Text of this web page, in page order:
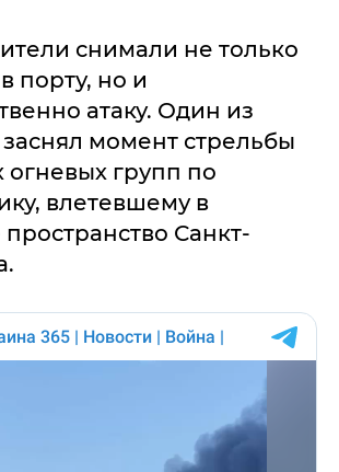
снимали не только
порту, но и
атаку. Один из
момент стрельбы
групп по
влетевшему в
Санкт-